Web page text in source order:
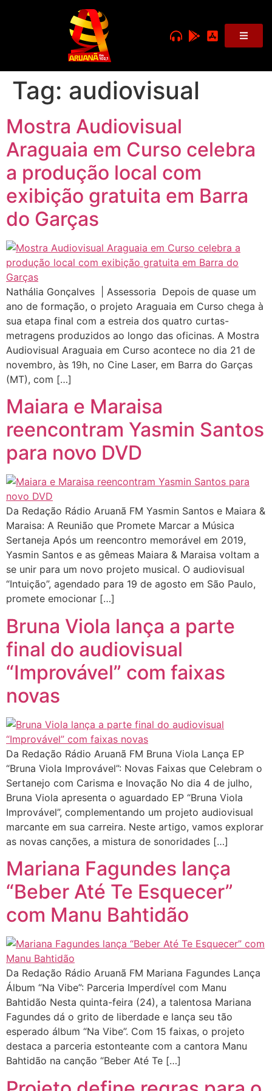
Tag: audiovisual
Mostra Audiovisual
Araguaia em Curso celebra
a produção local com
exibição gratuita em Barra
do Garças
Nathália Gonçalves | Assessoria Depois de quase um
ano de formação, o projeto Araguaia em Curso chega à
sua etapa final com a estreia dos quatro curtas-
metragens produzidos ao longo das oficinas. A Mostra
Audiovisual Araguaia em Curso acontece no dia 21 de
novembro, às 19h, no Cine Laser, em Barra do Garças
(MT), com […]
Maiara e Maraisa
reencontram Yasmin Santos
para novo DVD
Da Redação Rádio Aruanã FM Yasmin Santos e Maiara &
Maraisa: A Reunião que Promete Marcar a Música
Sertaneja Após um reencontro memorável em 2019,
Yasmin Santos e as gêmeas Maiara & Maraisa voltam a
se unir para um novo projeto musical. O audiovisual
“Intuição”, agendado para 19 de agosto em São Paulo,
promete emocionar […]
Bruna Viola lança a parte
final do audiovisual
“Improvável” com faixas
novas
Da Redação Rádio Aruanã FM Bruna Viola Lança EP
“Bruna Viola Improvável”: Novas Faixas que Celebram o
Sertanejo com Carisma e Inovação No dia 4 de julho,
Bruna Viola apresenta o aguardado EP “Bruna Viola
Improvável”, complementando um projeto audiovisual
marcante em sua carreira. Neste artigo, vamos explorar
as novas canções, a mistura de sonoridades […]
Mariana Fagundes lança
“Beber Até Te Esquecer”
com Manu Bahtidão
Da Redação Rádio Aruanã FM Mariana Fagundes Lança
Álbum “Na Vibe”: Parceria Imperdível com Manu
Bahtidão Nesta quinta-feira (24), a talentosa Mariana
Fagundes dá o grito de liberdade e lança seu tão
esperado álbum “Na Vibe”. Com 15 faixas, o projeto
destaca a parceria estonteante com a cantora Manu
Bahtidão na canção “Beber Até Te […]